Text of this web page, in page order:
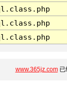
www.365jz.com已